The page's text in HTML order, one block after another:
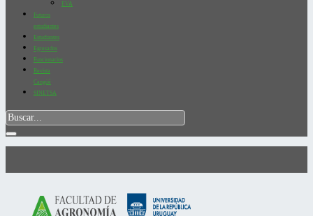
EVA
Futuros
estudiantes
Estudiantes
Egresados
Funcionarios
Revista
Cangüé
SINETSA